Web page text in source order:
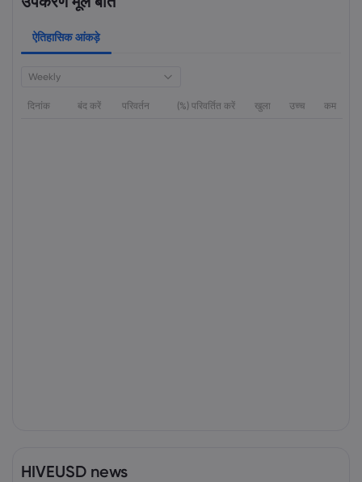
ऐतिहासिक आंकड़े
Weekly
दिनांक बंद करें परिवर्तन (%) परिवर्तित करें खुला उच्च कम
HIVEUSD news